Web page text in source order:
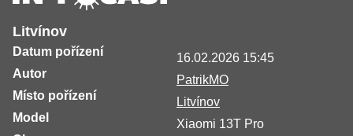
Litvínov
Datum pořízení
16.02.2026 15:45
Autor
PatrikMO
Místo pořízení
Litvínov
Model
Xiaomi 13T Pro